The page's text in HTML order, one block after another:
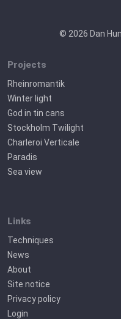
© 2026 Dan
Projects
Rheinromantik
Winter light
God in tin cans
Stockholm Twilight
Charleroi Verticale
Paradis
Sea view
Links
Techniques
News
About
Site notice
Privacy policy
Login